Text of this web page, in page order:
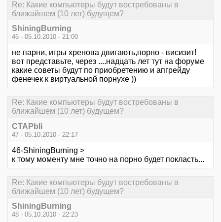
Re: Какие компьютеры будут востребованы в
ближайшем (10 лет) будущем?
ShiningBurning
46 - 05.10.2010 - 21:00
не парни, игры хренова двигають,порно - висизит!
вот представьте, через ....надцать лет тут на форуме
какие советы будут по приобретению и апгрейду
фенечек к виртуальной порнухе ))
Re: Какие компьютеры будут востребованы в
ближайшем (10 лет) будущем?
CTAPbIi
47 - 05.10.2010 - 22:17
46-ShiningBurning >
к тому моменту мне точно на порно будет покласть...
Re: Какие компьютеры будут востребованы в
ближайшем (10 лет) будущем?
ShiningBurning
48 - 05.10.2010 - 22:23